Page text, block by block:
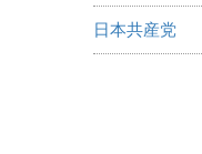
日本共産党